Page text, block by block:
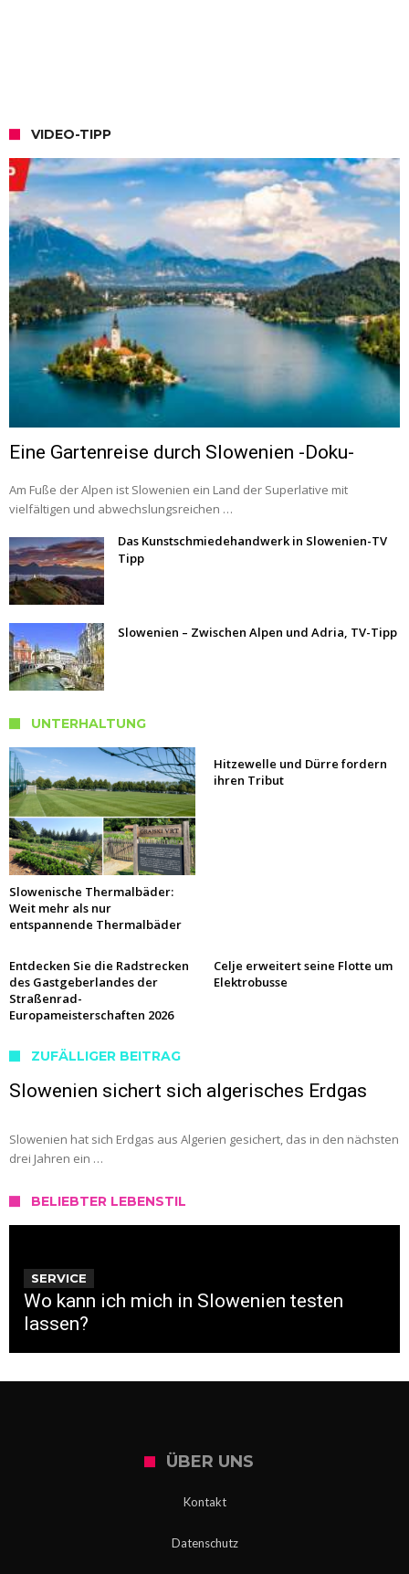
VIDEO-TIPP
Eine Gartenreise durch Slowenien -Doku-
Am Fuße der Alpen ist Slowenien ein Land der Superlative mit
vielfältigen und abwechslungsreichen …
Das Kunstschmiedehandwerk in Slowenien-TV
Tipp
Slowenien – Zwischen Alpen und Adria, TV-Tipp
UNTERHALTUNG
Slowenische Thermalbäder:
Weit mehr als nur
entspannende Thermalbäder
Hitzewelle und Dürre fordern
ihren Tribut
Entdecken Sie die Radstrecken
des Gastgeberlandes der
Straßenrad-
Europameisterschaften 2026
Celje erweitert seine Flotte um
Elektrobusse
ZUFÄLLIGER BEITRAG
Slowenien sichert sich algerisches Erdgas
Slowenien hat sich Erdgas aus Algerien gesichert, das in den nächsten
drei Jahren ein …
BELIEBTER LEBENSTIL
SERVICE
Wo kann ich mich in Slowenien testen
lassen?
ÜBER UNS
Kontakt
Datenschutz